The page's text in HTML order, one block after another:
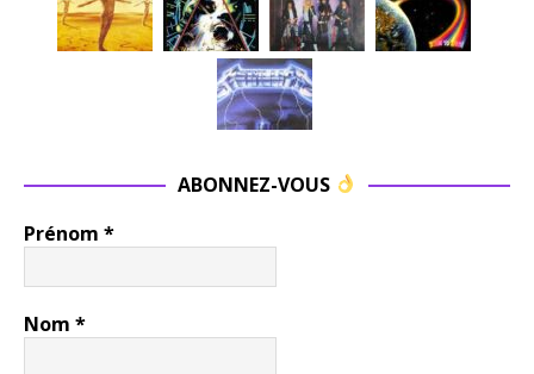
ABONNEZ-VOUS
Prénom *
Nom *